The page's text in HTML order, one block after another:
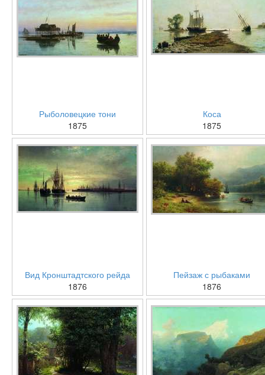
Рыболовецкие тони
1875
Коса
1875
Вид Кронштадтского рейда
1876
Пейзаж с рыбаками
1876